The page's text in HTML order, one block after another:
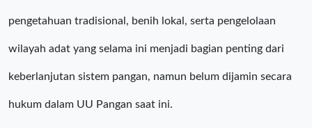
pengetahuan tradisional, benih lokal, serta pengelolaan
wilayah adat yang selama ini menjadi bagian penting dari
keberlanjutan sistem pangan, namun belum dijamin secara
hukum dalam UU Pangan saat ini.